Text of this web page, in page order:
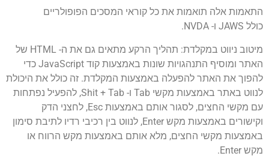
התאמות אלה תואמות את כל קוראי המסכים הפופולריים
כולל JAWS ו- NVDA.
מיטוב ניווט במקלדת: תהליך הרקע מתאים גם את ה- HTML של
האתר ומוסיף התנהגויות שונות באמצעות קוד JavaScript כדי
להפוך את האתר להפעלה באמצעות המקלדת. זה כולל את היכולת
לנווט באתר באמצעות מקשי Tab ו- Shit + Tab, להפעיל נפתחות
עם מקשי החצים, לסגור אותם באמצעות Esc, לחצני הדק
וקישורים באמצעות מקש Enter, לנווט בין רכיבי רדיו לתיבת סימון
באמצעות מקשי החצים, מלא אותם באמצעות מקש הרווח או
מקש Enter.